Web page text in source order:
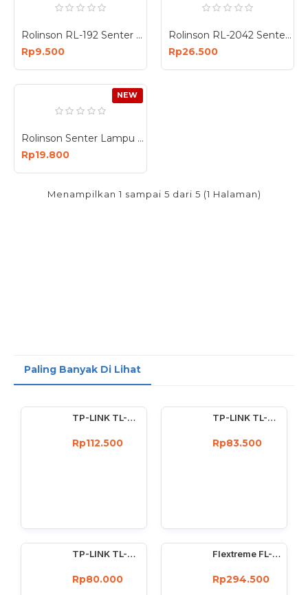
Rolinson RL-192 Senter Tangan LED 10W 300 Lumen Flashlight Flash Light Baterai AA
Rp9.500
Rolinson RL-2042 Senter Kepala 30W Ring 46 Head Lamp Headlamp Charge 2400mAh
Rp26.500
NEW
Rolinson Senter Lampu Darurat 2 Mode LED COB 10W Charger USB RL-1234
Rp19.800
Menampilkan 1 sampai 5 dari 5 (1 Halaman)
Paling Banyak Di Lihat
TP-LINK TL-WN722N Wireless USB Adapter 150 Mbps High Gain 4dBi
Rp112.500
TP-LINK TL-WN727N 150Mbps Wireless USB Adapter 150 Mbps
Rp83.500
TP-LINK TL-WN725N : 150Mbps wireless N Nano USB adapter
Rp80.000
Flextreme FL-8110GMA-11-5-AS Media Converter Dual Core Gigabit Multimode 550 Meter
Rp294.500